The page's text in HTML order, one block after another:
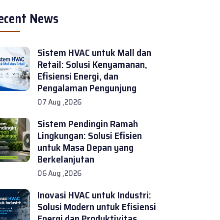
News
Sistem HVAC untuk Mall dan
Retail: Solusi Kenyamanan,
Efisiensi Energi, dan
Pengalaman Pengunjung
07 Aug ,2026
Sistem Pendingin Ramah
Lingkungan: Solusi Efisien
untuk Masa Depan yang
Berkelanjutan
06 Aug ,2026
Inovasi HVAC untuk Industri:
Solusi Modern untuk Efisiensi